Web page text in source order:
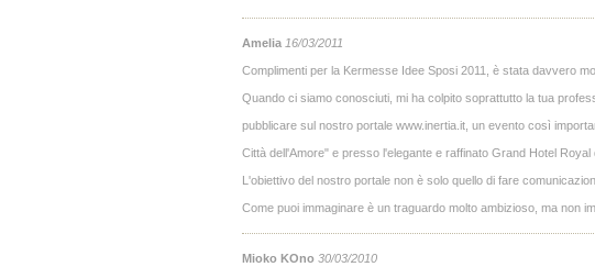
Amelia 16/03/2011
Complimenti per la Kermesse Idee Sposi 2011, è stata davvero
Quando ci siamo conosciuti, mi ha colpito soprattutto la tua
pubblicare sul nostro portale www.inertia.it, un evento così
Città dell'Amore" e presso l'elegante e raffinato Grand Hotel Royal
L'obiettivo del nostro portale non è solo quello di fare
Come puoi immaginare è un traguardo molto ambizioso, ma non
Mioko KOno 30/03/2010